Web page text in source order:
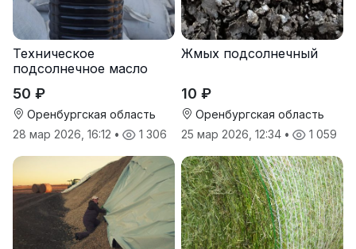
Техническое
подсолнечное масло
50 ₽
Оренбургская область
28 мар 2026, 16:12 • 1 306
Жмых подсолнечный
10 ₽
Оренбургская область
25 мар 2026, 12:34 • 1 059